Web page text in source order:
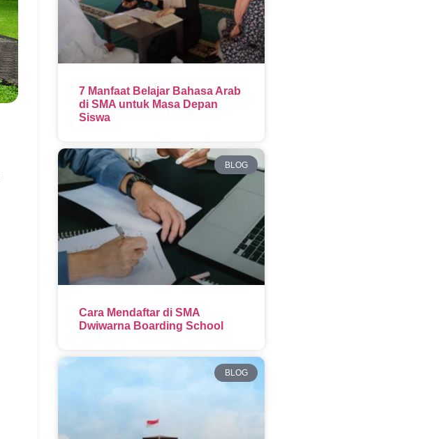
7 Manfaat Belajar Bahasa Arab
di SMA untuk Masa Depan
Siswa
BLOG
Cara Mendaftar di SMA
Dwiwarna Boarding School
BLOG